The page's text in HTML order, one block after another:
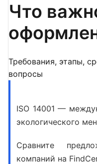
Что
Требования, этапы,
вопросы
ISO 14001 —
экологического
Сравните
компаний на